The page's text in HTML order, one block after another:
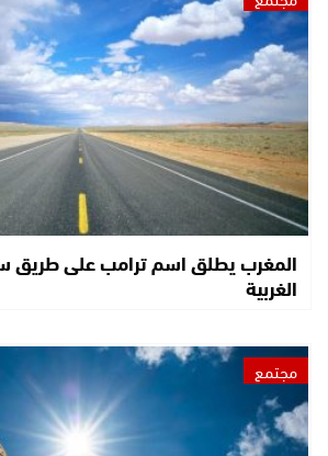
المغرب يطلق اسم ترامب على طريق
الغربية
مجتمع